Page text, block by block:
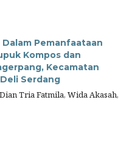
Pemanfaataan
Kompos dan
Kecamatan
Serdang
Tria Fatmila, Wida Akasah,